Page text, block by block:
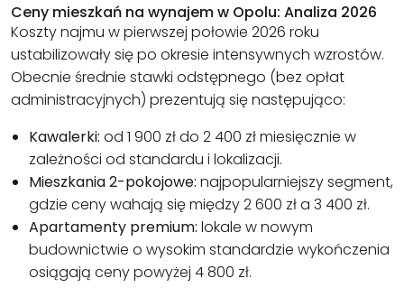
Ceny mieszkań na wynajem w Opolu: Analiza 2026
Koszty najmu w pierwszej połowie 2026 roku
ustabilizowały się po okresie intensywnych wzrostów.
Obecnie średnie stawki odstępnego (bez opłat
administracyjnych) prezentują się następująco:
Kawalerki: od 1 900 zł do 2 400 zł miesięcznie w
zależności od standardu i lokalizacji.
Mieszkania 2-pokojowe: najpopularniejszy segment,
gdzie ceny wahają się między 2 600 zł a 3 400 zł.
Apartamenty premium: lokale w nowym
budownictwie o wysokim standardzie wykończenia
osiągają ceny powyżej 4 800 zł.